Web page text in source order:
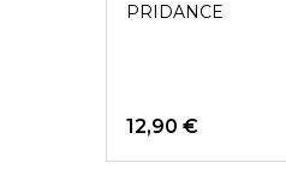
PRIDANCE
12,90 €